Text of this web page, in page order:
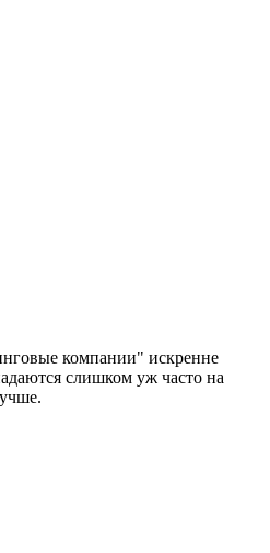
компании" искренне
слишком уж часто на